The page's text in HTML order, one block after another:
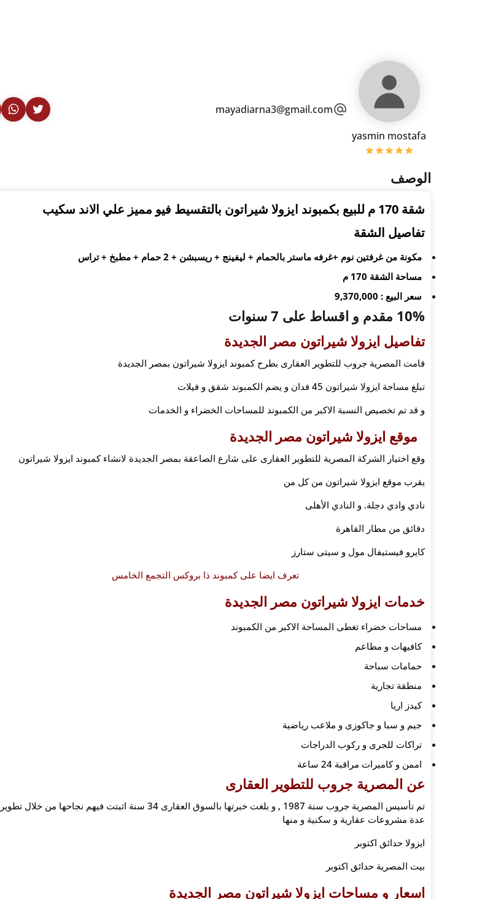
yasmin mostafa
mayadiarna3@gmail.com
الوصف
شقة 170 م للبيع بكمبوند ايزولا شيراتون بالتقسيط فيو مميز علي الاند سكيب
تفاصيل الشقة
مكونة من غرفتين نوم +غرفه ماستر بالحمام + ليفينج + ريسبشن + 2 حمام + مطبخ + تراس
مساحة الشقة 170 م
سعر البيع : 9,370,000
10% مقدم و اقساط على 7 سنوات
تفاصيل ايزولا شيراتون مصر الجديدة
قامت المصرية جروب للتطوير العقارى بطرح كمبوند ايزولا شيراتون بمصر الجديدة
تبلغ مساحة ايزولا شيراتون 45 فدان و يضم الكمبوند شقق و فيلات
و قد تم تخصيص النسبة الاكبر من الكمبوند للمساحات الخضراء و الخدمات
موقع ايزولا شيراتون مصر الجديدة
وقع اختيار الشركة المصرية للتطوير العقارى على شارع الصاعقة بمصر الجديدة لانشاء كمبوند ايزولا شيراتون
يقرب موقع ايزولا شيراتون من كل من
نادي وادي دجلة. و النادي الأهلى
دقائق من مطار القاهرة
كايرو فيستيفال مول و سيتى ستارز
تعرف ايضا على كمبوند ذا بروكس التجمع الخامس
خدمات ايزولا شيراتون مصر الجديدة
مساحات خضراء تغطى المساحة الاكبر من الكمبوند
كافيهات و مطاعم
حمامات سباحة
منطقة تجارية
كيدز اريا
جيم و سبا و جاكوزى و ملاعب رياضية
تراكات للجرى و ركوب الدراجات
اممن و كاميرات مراقبة 24 ساعة
عن المصرية جروب للتطوير العقارى
تم تأسيس المصرية جروب سنة 1987 , و بلغت خبرتها بالسوق العقارى 34 سنة اثبتت فيهم نجاحها من خلال تطوير
عدة مشروعات عقارية و سكنية و منها
ايزولا حدائق اكتوبر
بيت المصرية حدائق اكتوبر
اسعار و مساحات ايزولا شيراتون مصر الجديدة